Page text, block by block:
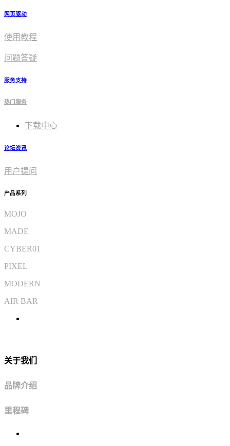
网页驱动
使用教程​
问题答疑
服务支持
热门服务
下载中心
论坛资讯
用户提问
产品系列
MOJO
MADE
CYBER01
PIXEL
MODERN
AIR BAR
关于我们
品牌介绍
里程碑